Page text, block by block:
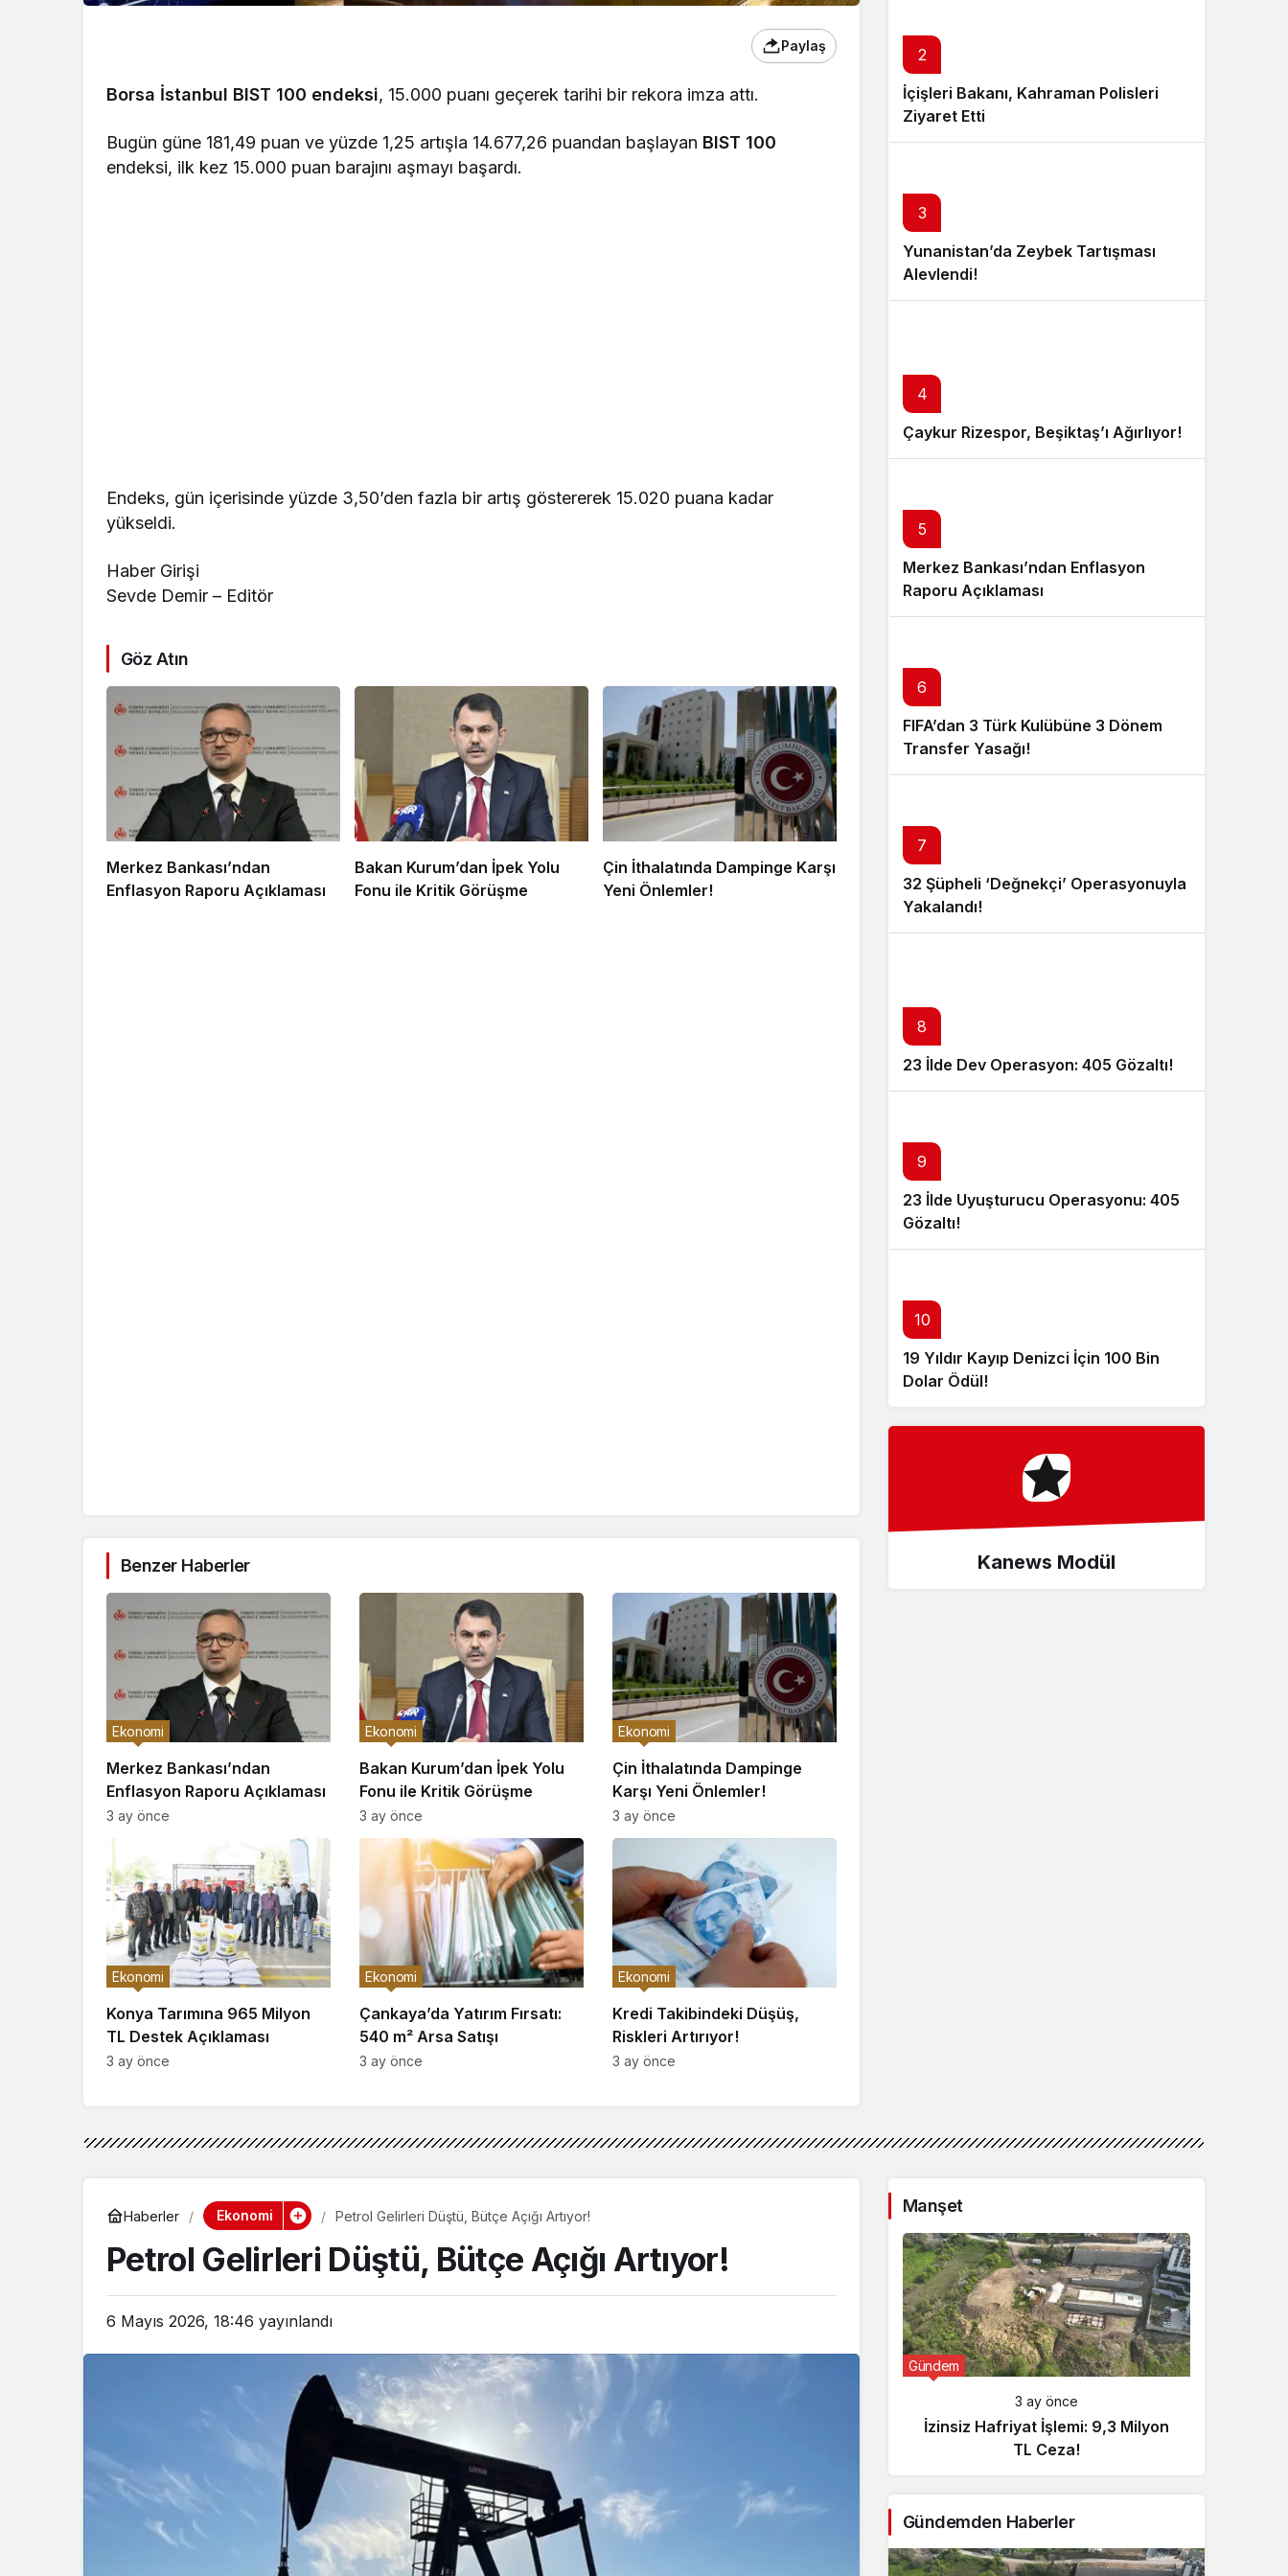
Paylaş
Borsa İstanbul BIST 100 endeksi, 15.000 puanı geçerek tarihi bir rekora imza attı.
Bugün güne 181,49 puan ve yüzde 1,25 artışla 14.677,26 puandan başlayan BIST 100
endeksi, ilk kez 15.000 puan barajını aşmayı başardı.
Endeks, gün içerisinde yüzde 3,50’den fazla bir artış göstererek 15.020 puana kadar
yükseldi.
Haber Girişi
Sevde Demir – Editör
Göz Atın
Merkez Bankası’ndan
Enflasyon Raporu Açıklaması
Bakan Kurum’dan İpek Yolu
Fonu ile Kritik Görüşme
Çin İthalatında Dampinge Karşı
Yeni Önlemler!
Benzer Haberler
Merkez Bankası’ndan
Enflasyon Raporu Açıklaması
Ekonomi
3 ay önce
Bakan Kurum’dan İpek Yolu
Fonu ile Kritik Görüşme
Ekonomi
3 ay önce
Çin İthalatında Dampinge
Karşı Yeni Önlemler!
Ekonomi
3 ay önce
Konya Tarımına 965 Milyon
TL Destek Açıklaması
Ekonomi
3 ay önce
Çankaya’da Yatırım Fırsatı:
540 m² Arsa Satışı
Ekonomi
3 ay önce
Kredi Takibindeki Düşüş,
Riskleri Artırıyor!
Ekonomi
3 ay önce
2
İçişleri Bakanı, Kahraman Polisleri
Ziyaret Etti
3
Yunanistan’da Zeybek Tartışması
Alevlendi!
4
Çaykur Rizespor, Beşiktaş’ı Ağırlıyor!
5
Merkez Bankası’ndan Enflasyon
Raporu Açıklaması
6
FIFA’dan 3 Türk Kulübüne 3 Dönem
Transfer Yasağı!
7
32 Şüpheli ‘Değnekçi’ Operasyonuyla
Yakalandı!
8
23 İlde Dev Operasyon: 405 Gözaltı!
9
23 İlde Uyuşturucu Operasyonu: 405
Gözaltı!
10
19 Yıldır Kayıp Denizci İçin 100 Bin
Dolar Ödül!
Kanews Modül
Haberler Ekonomi Petrol Gelirleri Düştü, Bütçe Açığı Artıyor!
Petrol Gelirleri Düştü, Bütçe Açığı Artıyor!
6 Mayıs 2026, 18:46 yayınlandı
Manşet
Gündem
3 ay önce
İzinsiz Hafriyat İşlemi: 9,3 Milyon
TL Ceza!
Gündemden Haberler